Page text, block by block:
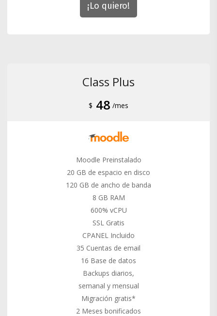
¡Lo quiero!
Class Plus
$ 48 /mes
Moodle Preinstalado
20 GB de espacio en disco
120 GB de ancho de banda
8 GB RAM
600% vCPU
SSL Gratis
CPANEL Incluido
35 Cuentas de email
16 Base de datos
Backups diarios,
semanal y mensual
Migración gratis*
2 Meses bonificados